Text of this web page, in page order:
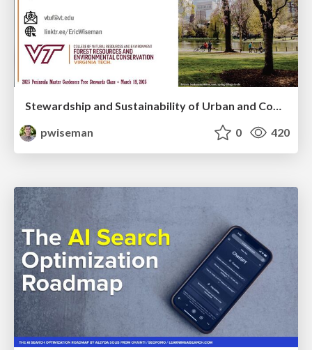
Stewardship and Sustainability of Urban and Community Forests
pwiseman
0 420